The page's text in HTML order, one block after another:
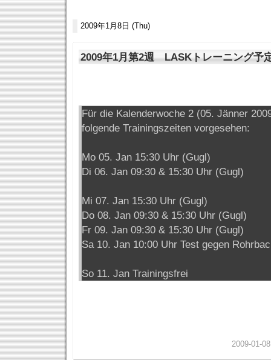
2009年1月8日 (Thu)
2009年1月第2週 LASKトレーニング予
Für die Kalenderwoche 2 (05. Jänner
folgende Trainingszeiten vorgesehen:
Mo 05. Jan 15:30 Uhr (Gugl)
Di 06. Jan 09:30 & 15:30 Uhr (Gugl)
Mi 07. Jan 15:30 Uhr (Gugl)
Do 08. Jan 09:30 & 15:30 Uhr (Gugl)
Fr 09. Jan 09:30 & 15:30 Uhr (Gugl)
Sa 10. Jan 10:00 Uhr Test gegen
So 11. Jan Trainingsfrei
2009-01-